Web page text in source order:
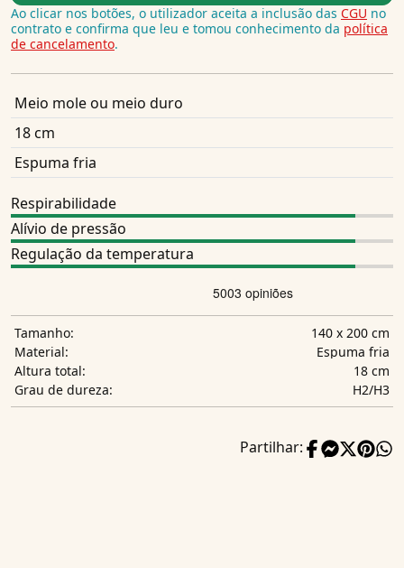
Ao clicar nos botões, o utilizador aceita a inclusão das CGU no
contrato e confirma que leu e tomou conhecimento da política
de cancelamento.
Meio mole ou meio duro
18 cm
Espuma fria
Respirabilidade
Alívio de pressão
Regulação da temperatura
Tamanho:
140 x 200 cm
Material:
Espuma fria
Altura total:
18 cm
Grau de dureza:
H2/H3
Partilhar: